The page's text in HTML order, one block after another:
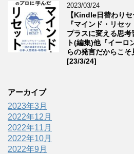
2023/03/24
【Kindle日替わり
『マインド・リセ
プラスに変える思
ト(編集)他『イー
らの発言だからこ
[23/3/24]
アーカイブ
2023年3月
2022年12月
2022年11月
2022年10月
2022年9月